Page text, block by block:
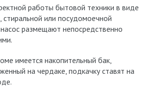
работы бытовой техники в виде
стиральной или посудомоечной
размещают непосредственно
имеется накопительный бак,
на чердаке, подкачку ставят на